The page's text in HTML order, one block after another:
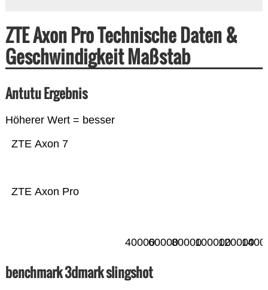
ZTE Axon Pro Technische Daten &
Geschwindigkeit Maßstab
Antutu Ergebnis
Höherer Wert = besser
ZTE Axon Pro
ZTE Axon 7
400006000080000100000120000
benchmark 3dmark slingshot